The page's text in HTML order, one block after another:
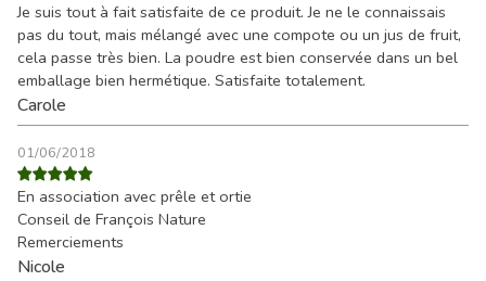
Je suis tout à fait satisfaite de ce produit. Je ne le connaissais
pas du tout, mais mélangé avec une compote ou un jus de fruit,
cela passe très bien. La poudre est bien conservée dans un bel
emballage bien hermétique. Satisfaite totalement.
Carole
01/06/2018
En association avec prêle et ortie
Conseil de François Nature
Remerciements
Nicole